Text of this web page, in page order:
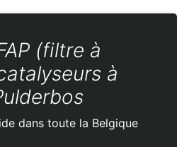
(filtre à
à
dans toute la Belgique